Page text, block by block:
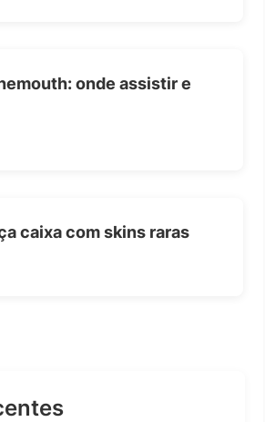
onde assistir e
caixa com skins raras